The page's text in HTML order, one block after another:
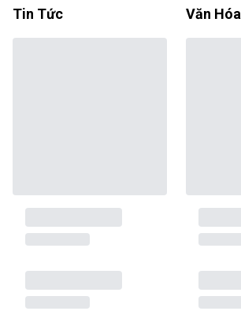
Tin Tức Văn Hóa